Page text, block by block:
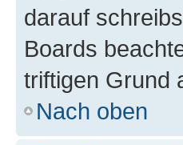
darauf
Boards
triftigen Grund
Nach oben